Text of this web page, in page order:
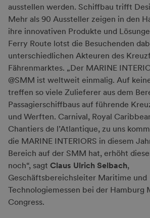
ausstellen werden. Schiffbau trifft
Mehr als 90 Aussteller zeigen in den
ihre innovativen Produkte und
Ferry Route lotst die Besuchenden
unterschiedlichen Akteuren des
Fährenmarktes. „Der MARINE
@SMM ist weltweit einmalig. Auf
treffen so viele Zulieferer aus dem
Passagierschiffbaus auf führende
und Werften. Carnival, Royal
Chantiers de l’Atlantique, zu uns
die MARINE INTERIORS in diesem
Bereich auf der SMM hat, erhöht
noch“, sagt Claus Ulrich Selbach,
Geschäftsbereichsleiter Maritime und
Technologiemessen bei der Hamburg
Congress.